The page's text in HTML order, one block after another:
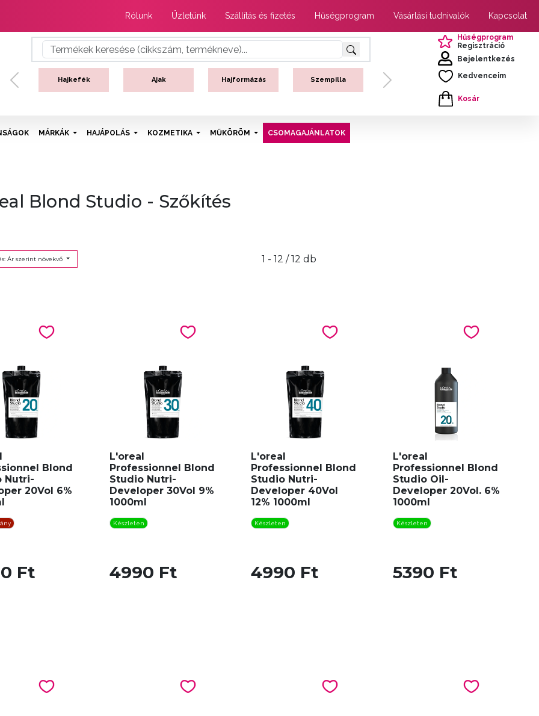
Rólunk Üzletünk Szállítás és fizetés Hűségprogram Vásárlási tudnivalók Kapcsolat
Hajkefék Ajak Hajformázás Szempilla
Previous Next
Hűségprogram
Regisztráció
Bejelentkezés
Kedvenceim
Kosár
MÁRKÁK HAJÁPOLÁS KOZMETIKA MŰKÖRÖM CSOMAGAJÁNLATOK
Blond Studio - Szőkítés
Ár szerint növekvő 1 - 12 / 12 db
Blond
Nutri-
20Vol 6%
Ft
L'oreal
Professionnel Blond
Studio Nutri-
Developer 30Vol 9%
1000ml
Készleten
4990 Ft
L'oreal
Professionnel Blond
Studio Nutri-
Developer 40Vol
12% 1000ml
Készleten
4990 Ft
L'oreal
Professionnel Blond
Studio Oil-
Developer 20Vol. 6%
1000ml
Készleten
5390 Ft